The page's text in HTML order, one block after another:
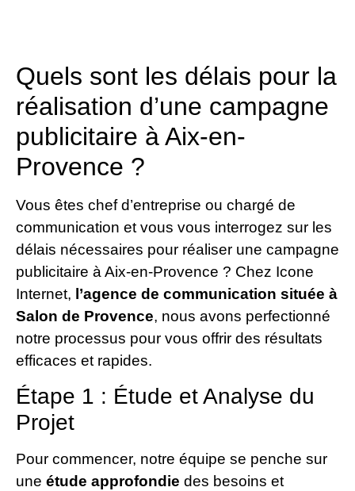
Quels sont les délais pour la
réalisation d’une campagne
publicitaire à Aix-en-
Provence ?
Vous êtes chef d’entreprise ou chargé de
communication et vous vous interrogez sur les
délais nécessaires pour réaliser une campagne
publicitaire à Aix-en-Provence ? Chez Icone
Internet, l’agence de communication située à
Salon de Provence, nous avons perfectionné
notre processus pour vous offrir des résultats
efficaces et rapides.
Étape 1 : Étude et Analyse du
Projet
Pour commencer, notre équipe se penche sur
une étude approfondie des besoins et